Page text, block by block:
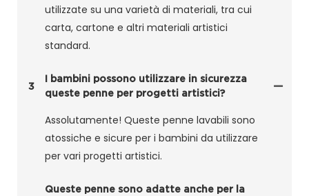
utilizzate su una varietà di materiali, tra cui
carta, cartone e altri materiali artistici
standard.
3
I bambini possono utilizzare in sicurezza
queste penne per progetti artistici?
Assolutamente! Queste penne lavabili sono
atossiche e sicure per i bambini da utilizzare
per vari progetti artistici.
Queste penne sono adatte anche per la